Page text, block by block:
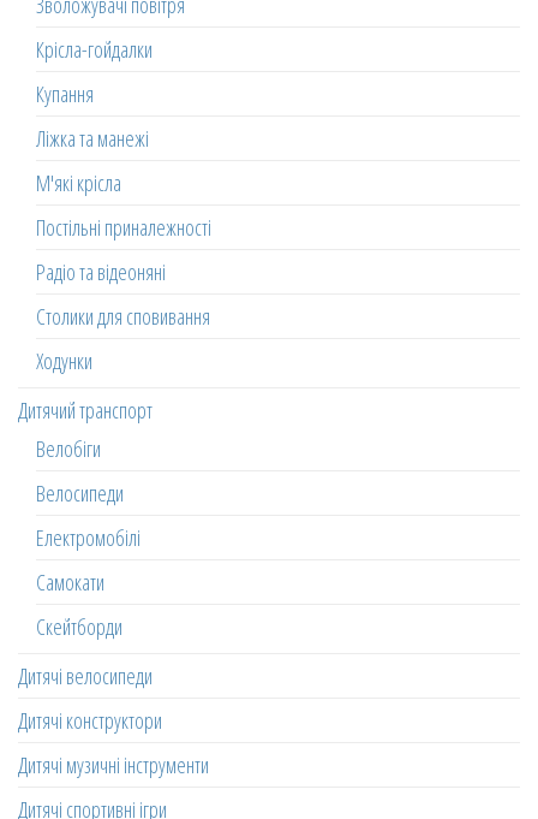
Крісла-гойдалки
Купання
Ліжка та манежі
М'які крісла
Постільні приналежності
Радіо та відеоняні
Столики для сповивання
Ходунки
Дитячий транспорт
Велобіги
Велосипеди
Електромобілі
Самокати
Скейтборди
Дитячі велосипеди
Дитячі конструктори
Дитячі музичні інструменти
Дитячі спортивні ігри